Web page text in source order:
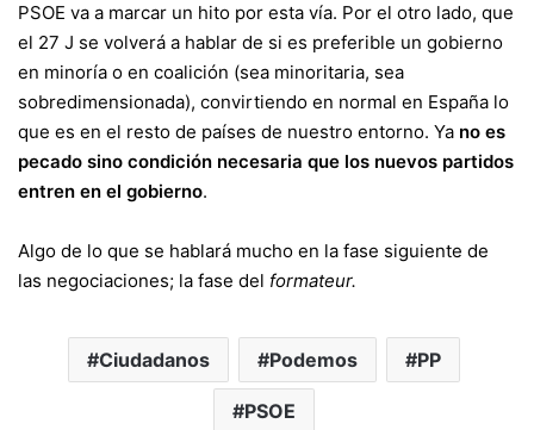
PSOE va a marcar un hito por esta vía. Por el otro lado, que
el 27 J se volverá a hablar de si es preferible un gobierno
en minoría o en coalición (sea minoritaria, sea
sobredimensionada), convirtiendo en normal en España lo
que es en el resto de países de nuestro entorno. Ya no es
pecado sino condición necesaria que los nuevos partidos
entren en el gobierno.
Algo de lo que se hablará mucho en la fase siguiente de
las negociaciones; la fase del formateur.
Ciudadanos Podemos PP
PSOE